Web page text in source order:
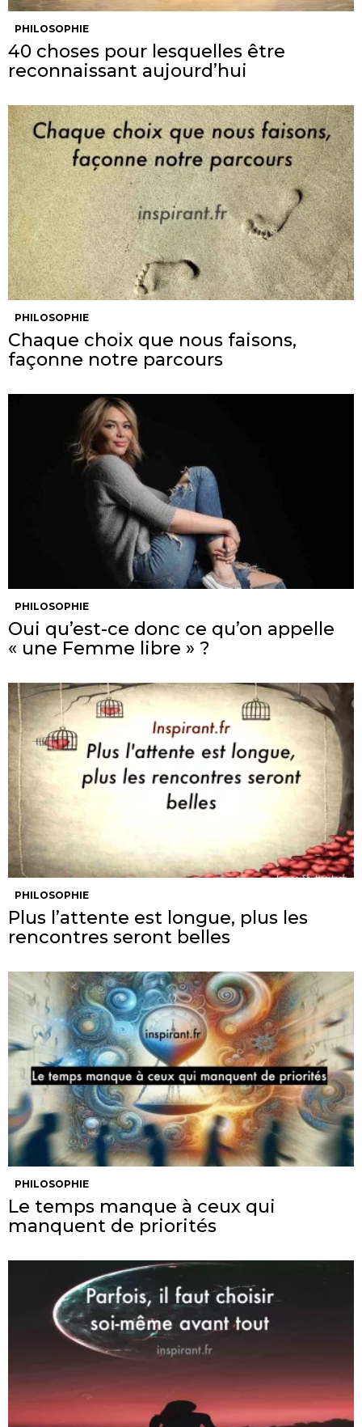
PHILOSOPHIE
40 choses pour lesquelles être
reconnaissant aujourd’hui
PHILOSOPHIE
Chaque choix que nous faisons,
façonne notre parcours
PHILOSOPHIE
Oui qu’est-ce donc ce qu’on appelle
« une Femme libre » ?
PHILOSOPHIE
Plus l’attente est longue, plus les
rencontres seront belles
PHILOSOPHIE
Le temps manque à ceux qui
manquent de priorités